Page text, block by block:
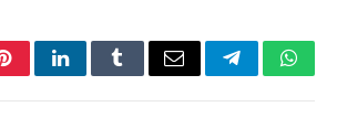
PinterestLinkedInTumblrEmail Telegram